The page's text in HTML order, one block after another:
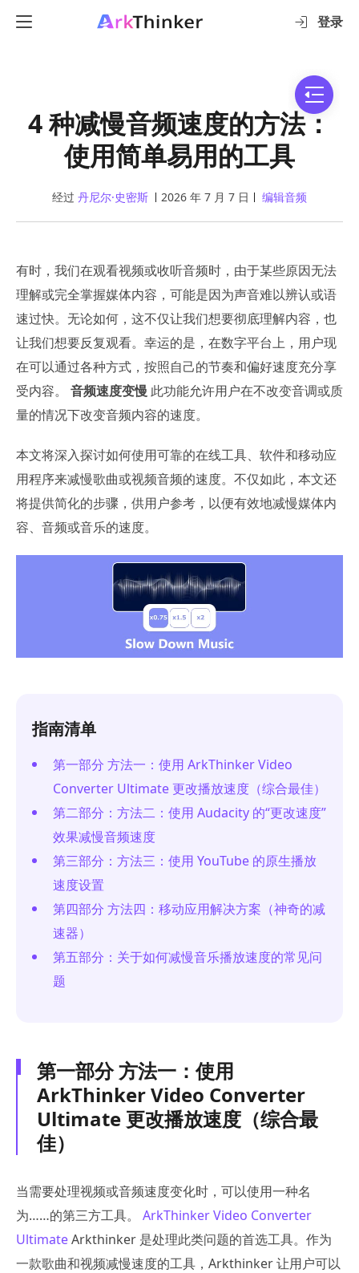
登录
4 种减慢音频速度的方法：
使用简单易用的工具
经过 丹尼尔·史密斯 2026 年 7 月 7 日 编辑音频
有时，我们在观看视频或收听音频时，由于某些原因无法
理解或完全掌握媒体内容，可能是因为声音难以辨认或语
速过快。无论如何，这不仅让我们想要彻底理解内容，也
让我们想要反复观看。幸运的是，在数字平台上，用户现
在可以通过各种方式，按照自己的节奏和偏好速度充分享
受内容。 音频速度变慢 此功能允许用户在不改变音调或质
量的情况下改变音频内容的速度。
本文将深入探讨如何使用可靠的在线工具、软件和移动应
用程序来减慢歌曲或视频音频的速度。不仅如此，本文还
将提供简化的步骤，供用户参考，以便有效地减慢媒体内
容、音频或音乐的速度。
指南清单
第一部分 方法一：使用 ArkThinker Video
Converter Ultimate 更改播放速度（综合最佳）
第二部分：方法二：使用 Audacity 的“更改速度”
效果减慢音频速度
第三部分：方法三：使用 YouTube 的原生播放
速度设置
第四部分 方法四：移动应用解决方案（神奇的减
速器）
第五部分：关于如何减慢音乐播放速度的常见问
题
第一部分 方法一：使用
ArkThinker Video Converter
Ultimate 更改播放速度（综合最
佳）
当需要处理视频或音频速度变化时，可以使用一种名
为……的第三方工具。 ArkThinker Video Converter
UltimateArkthinker 是处理此类问题的首选工具。作为
一款歌曲和视频减慢速度的工具，Arkthinker 让用户可以